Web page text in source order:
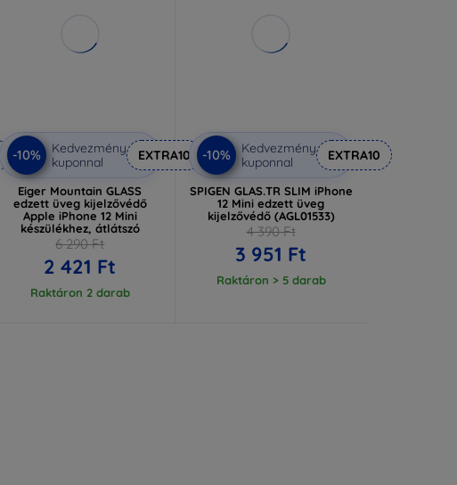
-10%
Kedvezmény
kuponnal
EXTRA10
Eiger Mountain GLASS
edzett üveg kijelzővédő
Apple iPhone 12 Mini
készülékhez, átlátszó
6 290 Ft
2 421 Ft
Raktáron 2 darab
-10%
Kedvezmény
kuponnal
EXTRA10
SPIGEN GLAS.TR SLIM iPhone
12 Mini edzett üveg
kijelzővédő (AGL01533)
4 390 Ft
3 951 Ft
Raktáron > 5 darab